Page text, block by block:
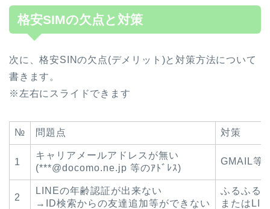
格安SIMの欠点と対策
次に、格安SINの欠点(デメリット)と対策方法について
書きます。
※左右にスライドできます
№ 問題点 対策
1
キャリアメールアドレスが無い
(***@docomo.ne.jp 等のｱﾄﾞﾚｽ)
GMAIL等
2
LINEの年齢認証が出来ない
→ID検索からの友達追加等ができない
ふるふる
または